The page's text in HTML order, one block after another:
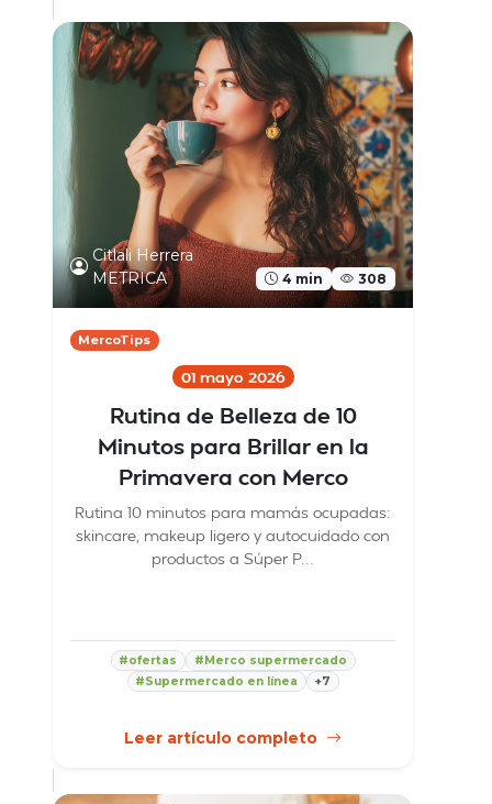
Citlali Herrera
METRICA
4 min 308
MercoTips
01 mayo 2026
Rutina de Belleza de 10
Minutos para Brillar en la
Primavera con Merco
Rutina 10 minutos para mamás ocupadas:
skincare, makeup ligero y autocuidado con
productos a Súper P...
#ofertas
#Merco supermercado
#Supermercado en línea
+7
Leer artículo completo